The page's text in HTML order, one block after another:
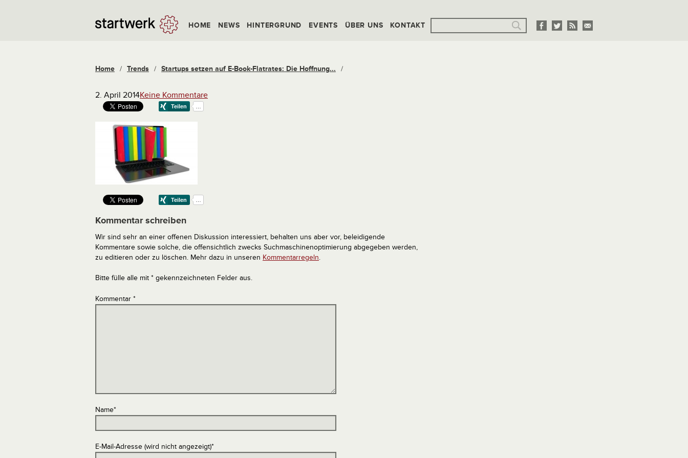
HOME NEWS HINTERGRUND EVENTS ÜBER UNS KONTAKT
Home / Trends / Startups setzen auf E-Book-Flatrates: Die Hoffnung... /
2. April 2014Keine Kommentare
Kommentar schreiben
Wir sind sehr an einer offenen Diskussion interessiert, behalten uns aber vor, beleidigende
Kommentare sowie solche, die offensichtlich zwecks Suchmaschinenoptimierung abgegeben werden,
zu editieren oder zu löschen. Mehr dazu in unseren Kommentarregeln.
Bitte fülle alle mit * gekennzeichneten Felder aus.
Kommentar *
Name*
E-Mail-Adresse (wird nicht angezeigt)*